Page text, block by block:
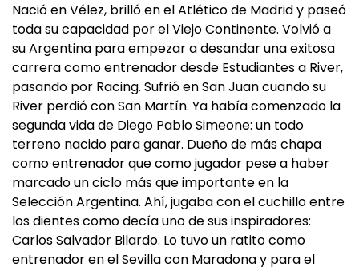
Nació en Vélez, brilló en el Atlético de Madrid y paseó
toda su capacidad por el Viejo Continente. Volvió a
su Argentina para empezar a desandar una exitosa
carrera como entrenador desde Estudiantes a River,
pasando por Racing. Sufrió en San Juan cuando su
River perdió con San Martín. Ya había comenzado la
segunda vida de Diego Pablo Simeone: un todo
terreno nacido para ganar. Dueño de más chapa
como entrenador que como jugador pese a haber
marcado un ciclo más que importante en la
Selección Argentina. Ahí, jugaba con el cuchillo entre
los dientes como decía uno de sus inspiradores:
Carlos Salvador Bilardo. Lo tuvo un ratito como
entrenador en el Sevilla con Maradona y para el